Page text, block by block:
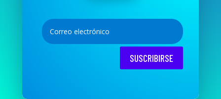
SUSCRIBIRSE